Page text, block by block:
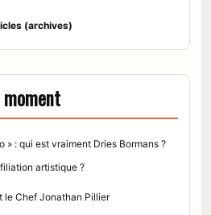
(archives)
moment
» : qui est vraiment Dries Bormans ?
artistique ?
le Chef Jonathan Pillier